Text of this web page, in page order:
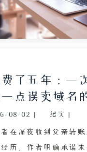
而是选择做好当下
写下的文字，只为让
了五年：一
点误卖域名
08-02 | 纪实 |
在深夜收到父亲转
历。作者明确承诺